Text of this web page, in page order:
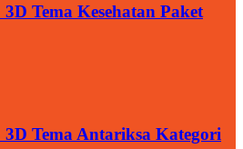
Tema Kesehatan Paket
Tema Antariksa Kategori